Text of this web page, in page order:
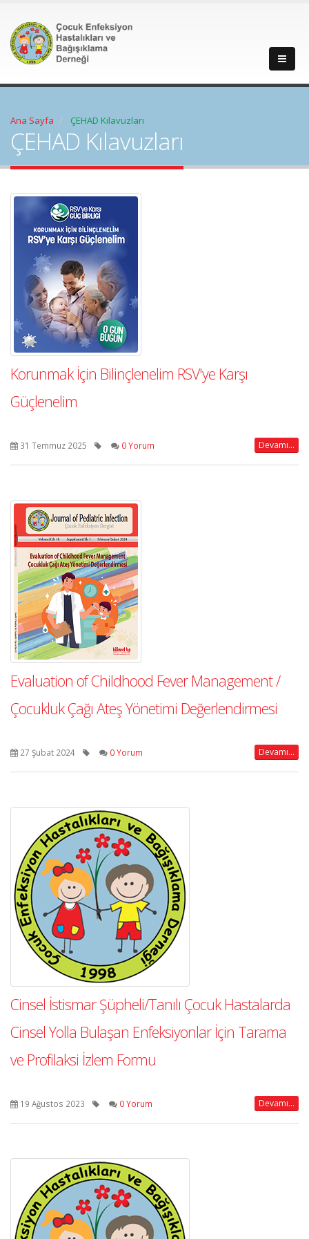
Ana Sayfa ÇEHAD Kılavuzları
ÇEHAD Kılavuzları
Korunmak İçin Bilinçlenelim RSV'ye Karşı
Güçlenelim
31 Temmuz 2025 0 Yorum Devamı...
Evaluation of Childhood Fever Management /
Çocukluk Çağı Ateş Yönetimi Değerlendirmesi
27 Şubat 2024 0 Yorum Devamı...
Cinsel İstismar Şüpheli/Tanılı Çocuk Hastalarda
Cinsel Yolla Bulaşan Enfeksiyonlar İçin Tarama
ve Profilaksi İzlem Formu
19 Ağustos 2023 0 Yorum Devamı...